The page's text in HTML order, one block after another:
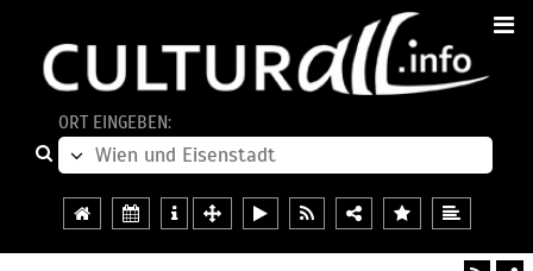
ORT EINGEBEN: